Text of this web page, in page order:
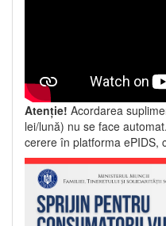
Atenție! Acordarea
lei/lună) nu se face
cerere în platforma ePIDS,